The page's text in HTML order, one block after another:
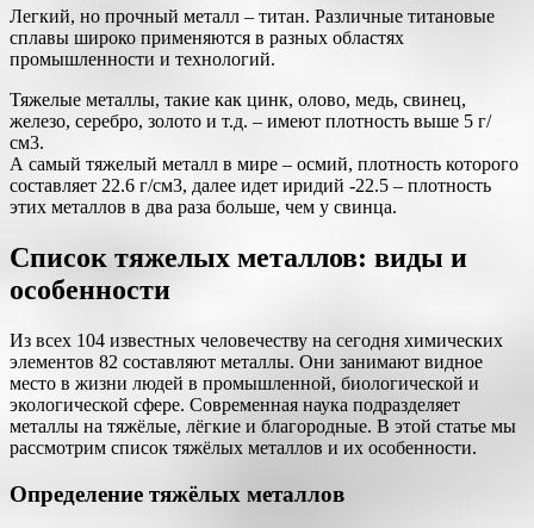
Легкий, но прочный металл – титан. Различные титановые
сплавы широко применяются в разных областях
промышленности и технологий.
Тяжелые металлы, такие как цинк, олово, медь, свинец,
железо, серебро, золото и т.д. – имеют плотность выше 5 г/
см3.
А самый тяжелый металл в мире – осмий, плотность которого
составляет 22.6 г/см3, далее идет иридий -22.5 – плотность
этих металлов в два раза больше, чем у свинца.
Список тяжелых металлов: виды и
особенности
Из всех 104 известных человечеству на сегодня химических
элементов 82 составляют металлы. Они занимают видное
место в жизни людей в промышленной, биологической и
экологической сфере. Современная наука подразделяет
металлы на тяжёлые, лёгкие и благородные. В этой статье мы
рассмотрим список тяжёлых металлов и их особенности.
Определение тяжёлых металлов